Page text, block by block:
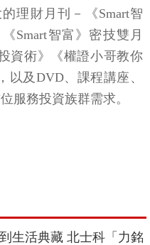
理財月刊－《Smart智
Smart智富》密技雙月
資術》《權證小哥教你
以及DVD、課程講座、
服務投資族群需求。
生活典藏 北士科「力銘